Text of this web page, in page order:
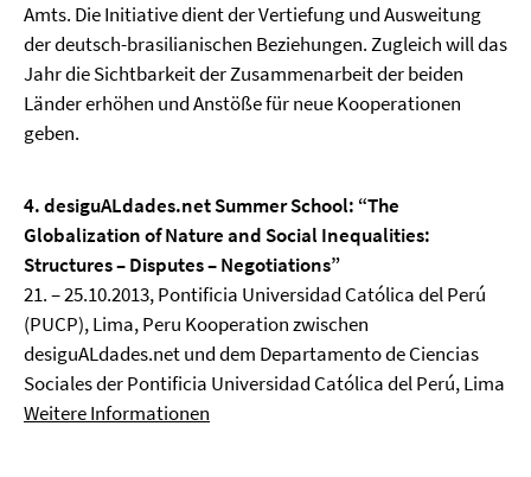
Amts. Die Initiative dient der Vertiefung und Ausweitung
der deutsch-brasilianischen Beziehungen. Zugleich will das
Jahr die Sichtbarkeit der Zusammenarbeit der beiden
Länder erhöhen und Anstöße für neue Kooperationen
geben.
4. desiguALdades.net Summer School: “The
Globalization of Nature and Social Inequalities:
Structures – Disputes – Negotiations”
21. – 25.10.2013, Pontificia Universidad Católica del Perú
(PUCP), Lima, Peru Kooperation zwischen
desiguALdades.net und dem Departamento de Ciencias
Sociales der Pontificia Universidad Católica del Perú, Lima
Weitere Informationen